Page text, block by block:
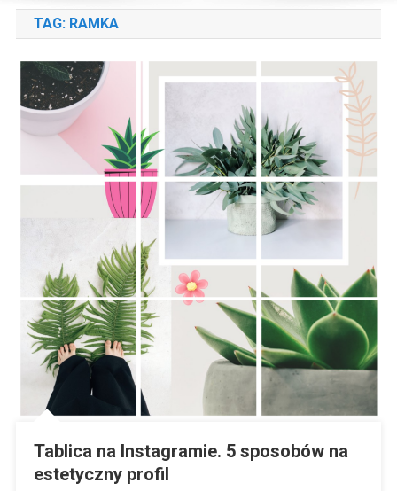
TAG: RAMKA
Tablica na Instagramie. 5 sposobów na
estetyczny profil